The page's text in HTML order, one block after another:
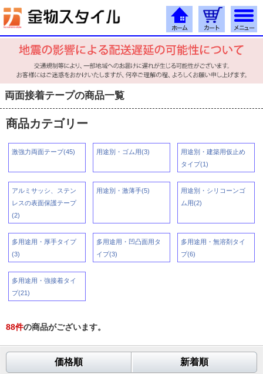
両面接着テープの商品一覧
商品カテゴリー
激強力両面テープ(45) 用途別・ゴム用(3)
用途別・建築用仮止め
タイプ(1)
アルミサッシ、ステン
レスの表面保護テープ
(2)
用途別・激薄手(5)
用途別・シリコーンゴ
ム用(2)
多用途用・厚手タイプ
(3)
多用途用・凹凸面用タ
イプ(3)
多用途用・無溶剤タイ
プ(6)
多用途用・強接着タイ
プ(21)
88件の商品がございます。
価格順 新着順